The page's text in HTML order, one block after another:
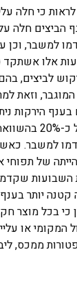
כי חלה
לביצים,
וזאת
בענף הירקות
השבועות חלה
למשבר. כאשר
קטנה יותר
לציין כי בכל
המקומי או
ממכס,